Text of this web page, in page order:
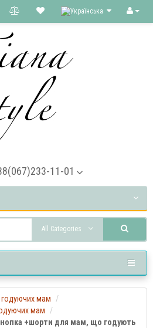
11-01
All Categories
годуючих мам
мам
+шорти для мам, що годують